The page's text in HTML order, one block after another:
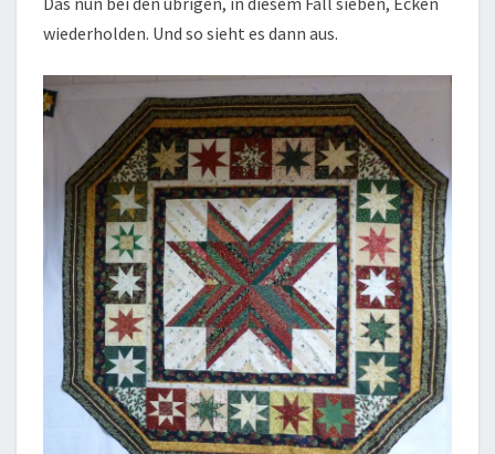
wiederholden. Und so sieht es dann aus.